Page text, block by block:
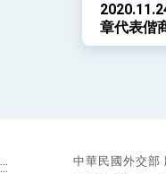
章代表偕
及陳素娥
::: 中華民國外交部